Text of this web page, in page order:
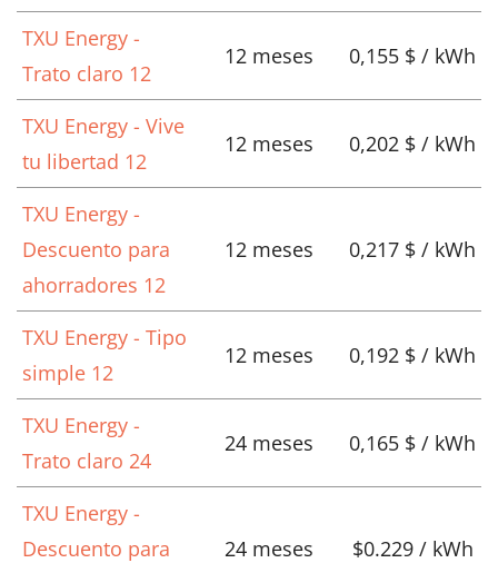
TXU Energy -
Trato claro 12
12 meses 0,155 $ / kWh
TXU Energy - Vive
tu libertad 12
12 meses 0,202 $ / kWh
TXU Energy -
Descuento para
ahorradores 12
12 meses 0,217 $ / kWh
TXU Energy - Tipo
simple 12
12 meses 0,192 $ / kWh
TXU Energy -
Trato claro 24
24 meses 0,165 $ / kWh
TXU Energy -
Descuento para
24 meses $0.229 / kWh